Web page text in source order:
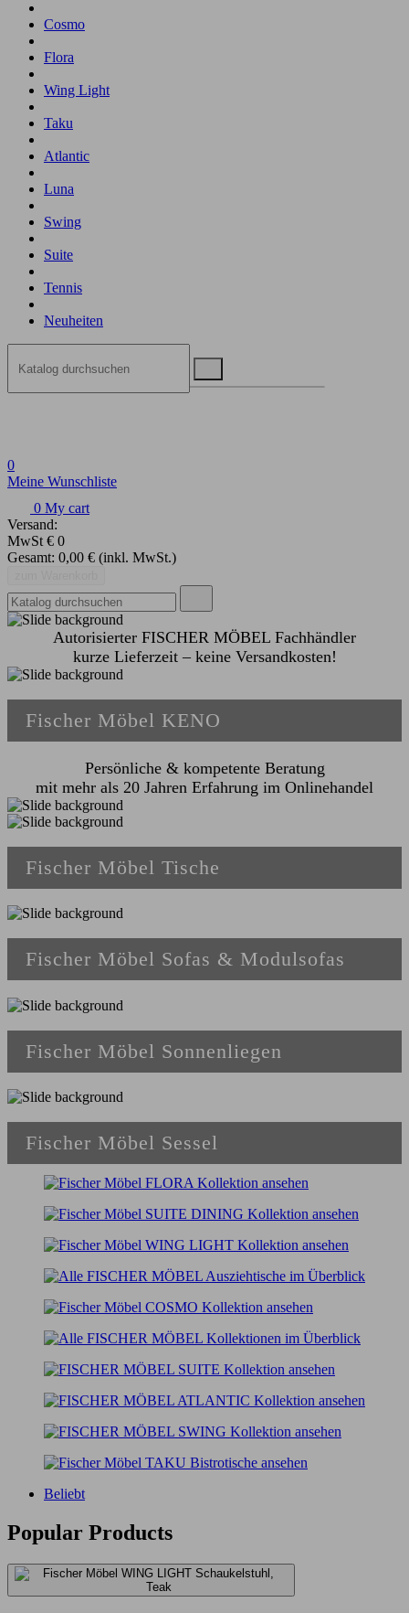
Cosmo
Flora
Wing Light
Taku
Atlantic
Luna
Swing
Suite
Tennis
Neuheiten
0
Meine Wunschliste
0 My cart
Versand:
MwSt € 0
Gesamt: 0,00 € (inkl. MwSt.)
Autorisierter FISCHER MÖBEL Fachhändler
kurze Lieferzeit – keine Versandkosten!
Fischer Möbel KENO
Persönliche & kompetente Beratung
mit mehr als 20 Jahren Erfahrung im Onlinehandel
Fischer Möbel Tische
Fischer Möbel Sofas & Modulsofas
Fischer Möbel Sonnenliegen
Fischer Möbel Sessel
Beliebt
Popular Products